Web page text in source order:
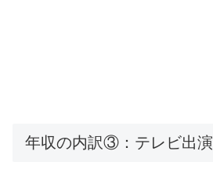
年収の内訳③：テレビ出演